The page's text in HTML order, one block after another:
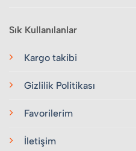
Sık Kullanılanlar
Kargo takibi
Gizlilik Politikası
Favorilerim
İletişim